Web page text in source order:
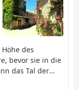
des
bevor sie in die
das Tal der